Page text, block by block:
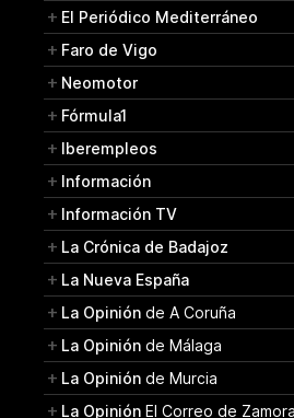
El Periódico Mediterráneo
Faro de Vigo
Neomotor
Fórmula1
Iberempleos
Información
Información TV
La Crónica de Badajoz
La Nueva España
La Opinión de A Coruña
La Opinión de Málaga
La Opinión de Murcia
La Opinión El Correo de Zamora